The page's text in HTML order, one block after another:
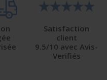
Satisfaction
client
9.5/10 avec Avis-
Verifiés